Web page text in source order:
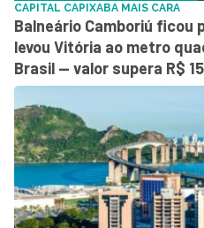
CAPITAL CAPIXABA MAIS CARA
Balneário Camboriú ficou
levou Vitória ao metro
Brasil — valor supera R$